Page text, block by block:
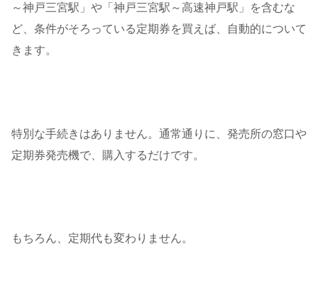
～神戸三宮駅」や「神戸三宮駅～高速神戸駅」を含むな
ど、条件がそろっている定期券を買えば、自動的について
きます。
特別な手続きはありません。通常通りに、発売所の窓口や
定期券発売機で、購入するだけです。
もちろん、定期代も変わりません。